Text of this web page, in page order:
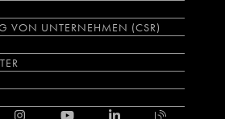
VON UNTERNEHMEN (CSR)